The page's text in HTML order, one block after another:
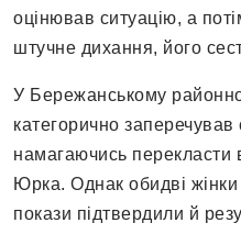
оцінював ситуацію, а
штучне дихання, його
У Бережанському
категорично
намагаючись перекласти
Юрка. Однак обидві жінки
покази підтвердили й